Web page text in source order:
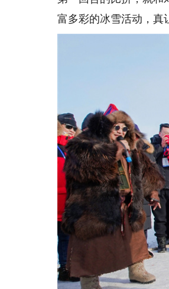
富多彩的冰雪活动，真